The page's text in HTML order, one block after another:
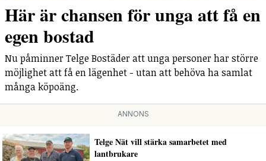
Här är chansen för unga att få en
egen bostad
Nu påminner Telge Bostäder att unga personer har större
möjlighet att få en lägenhet - utan att behöva ha samlat
många köpoäng.
ANNONS
Telge Nät vill stärka samarbetet med
lantbrukare